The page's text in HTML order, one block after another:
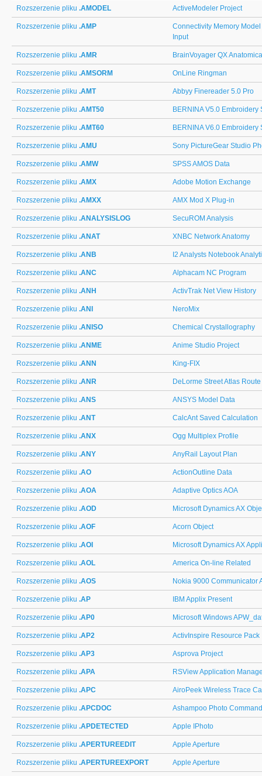
Rozszerzenie pliku .AMODEL ActiveModeler Project
Rozszerzenie pliku .AMP
Connectivity Memory
Input
Rozszerzenie pliku .AMR BrainVoyager QX
Rozszerzenie pliku .AMSORM OnLine Ringman
Rozszerzenie pliku .AMT Abbyy Finereader 5.0 Pro
Rozszerzenie pliku .AMT50 BERNINA V5.0 Embroidery
Rozszerzenie pliku .AMT60 BERNINA V6.0 Embroidery
Rozszerzenie pliku .AMU Sony PictureGear Studio
Rozszerzenie pliku .AMW SPSS AMOS Data
Rozszerzenie pliku .AMX Adobe Motion Exchange
Rozszerzenie pliku .AMXX AMX Mod X Plug-in
Rozszerzenie pliku .ANALYSISLOG SecuROM Analysis
Rozszerzenie pliku .ANAT XNBC Network Anatomy
Rozszerzenie pliku .ANB I2 Analysts Notebook
Rozszerzenie pliku .ANC Alphacam NC Program
Rozszerzenie pliku .ANH ActivTrak Net View History
Rozszerzenie pliku .ANI NeroMix
Rozszerzenie pliku .ANISO Chemical Crystallography
Rozszerzenie pliku .ANME Anime Studio Project
Rozszerzenie pliku .ANN King-FIX
Rozszerzenie pliku .ANR DeLorme Street Atlas Route
Rozszerzenie pliku .ANS ANSYS Model Data
Rozszerzenie pliku .ANT CalcAnt Saved Calculation
Rozszerzenie pliku .ANX Ogg Multiplex Profile
Rozszerzenie pliku .ANY AnyRail Layout Plan
Rozszerzenie pliku .AO ActionOutline Data
Rozszerzenie pliku .AOA Adaptive Optics AOA
Rozszerzenie pliku .AOD Microsoft Dynamics AX
Rozszerzenie pliku .AOF Acorn Object
Rozszerzenie pliku .AOI Microsoft Dynamics AX
Rozszerzenie pliku .AOL America On-line Related
Rozszerzenie pliku .AOS Nokia 9000 Communicator
Rozszerzenie pliku .AP IBM Applix Present
Rozszerzenie pliku .AP0 Microsoft Windows
Rozszerzenie pliku .AP2 ActivInspire Resource Pack
Rozszerzenie pliku .AP3 Asprova Project
Rozszerzenie pliku .APA RSView Application
Rozszerzenie pliku .APC AiroPeek Wireless Trace
Rozszerzenie pliku .APCDOC Ashampoo Photo
Rozszerzenie pliku .APDETECTED Apple IPhoto
Rozszerzenie pliku .APERTUREEDIT Apple Aperture
Rozszerzenie pliku .APERTUREEXPORT Apple Aperture